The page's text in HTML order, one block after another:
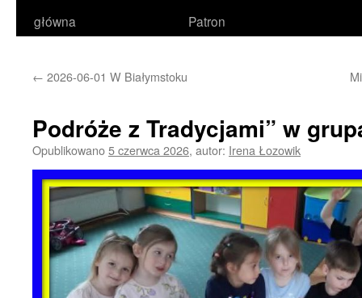
główna
Patron
← 2026-06-01 W Białymstoku
Podróże z Tradycjami” w
Opublikowano5 czerwca 2026, autor: Irena Łozowik